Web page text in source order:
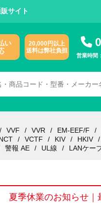
サイト
い
20,000円以上
送料は弊社負担
営業時間
VVF VVR EM-EEF/F
VCTF KIV HKIV
警報 AE UL線 LANケー
夏季休業のお知らせ